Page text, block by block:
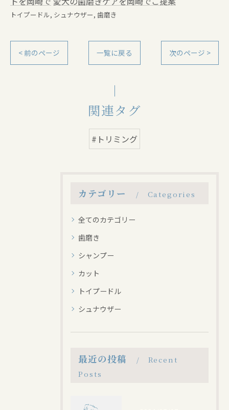
トイプードル シュナウザー 歯磨き
< 前のページ 一覧に戻る 次のページ >
関連タグ
#トリミング
カテゴリー Categories
全てのカテゴリー
歯磨き
シャンプー
カット
トイプードル
シュナウザー
最近の投稿
Recent
Posts